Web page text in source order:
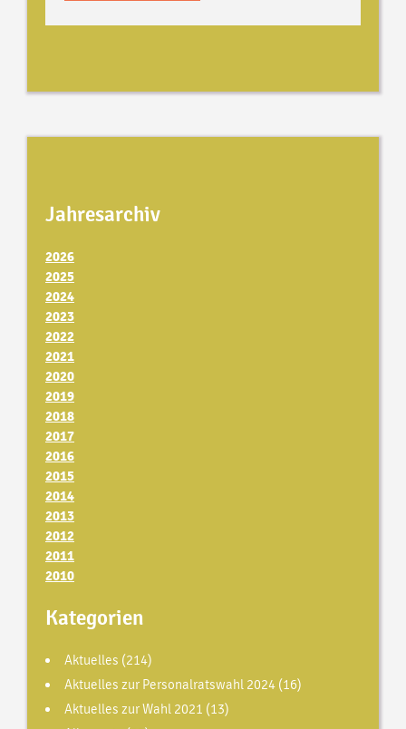
Jahresarchiv
2026
2025
2024
2023
2022
2021
2020
2019
2018
2017
2016
2015
2014
2013
2012
2011
2010
Kategorien
Aktuelles (214)
Aktuelles zur Personalratswahl 2024 (16)
Aktuelles zur Wahl 2021 (13)